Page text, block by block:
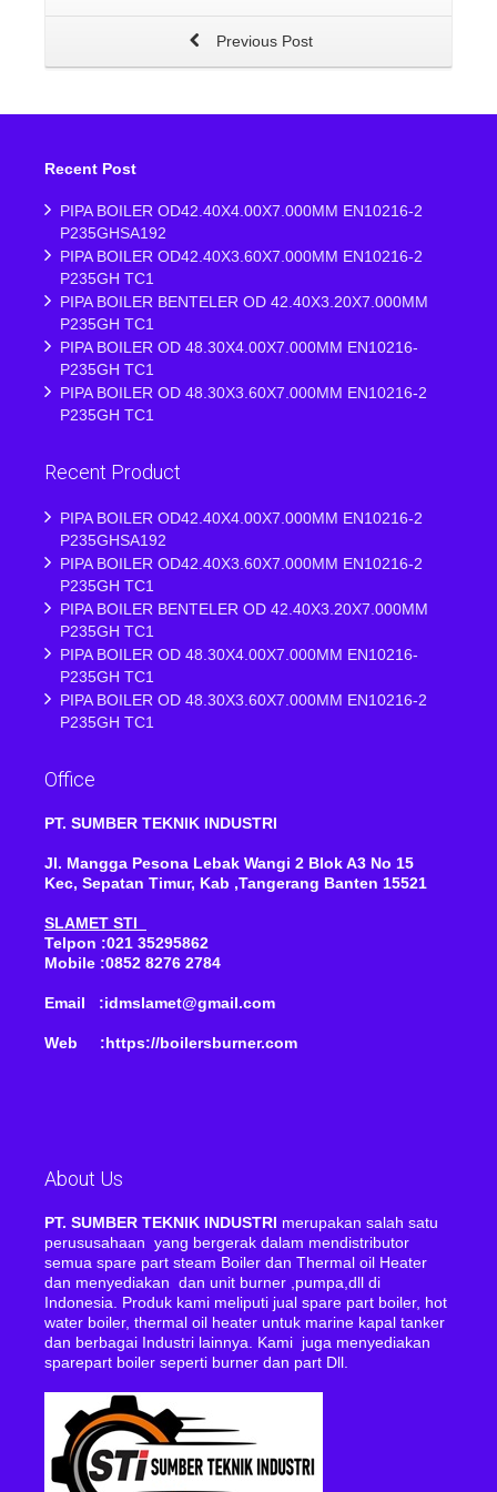
Previous Post
Recent Post
PIPA BOILER OD42.40X4.00X7.000MM EN10216-2
P235GHSA192
PIPA BOILER OD42.40X3.60X7.000MM EN10216-2
P235GH TC1
PIPA BOILER BENTELER OD 42.40X3.20X7.000MM
P235GH TC1
PIPA BOILER OD 48.30X4.00X7.000MM EN10216-
P235GH TC1
PIPA BOILER OD 48.30X3.60X7.000MM EN10216-2
P235GH TC1
Recent Product
PIPA BOILER OD42.40X4.00X7.000MM EN10216-2
P235GHSA192
PIPA BOILER OD42.40X3.60X7.000MM EN10216-2
P235GH TC1
PIPA BOILER BENTELER OD 42.40X3.20X7.000MM
P235GH TC1
PIPA BOILER OD 48.30X4.00X7.000MM EN10216-
P235GH TC1
PIPA BOILER OD 48.30X3.60X7.000MM EN10216-2
P235GH TC1
Office
PT. SUMBER TEKNIK INDUSTRI
Jl. Mangga Pesona Lebak Wangi 2 Blok A3 No 15
Kec, Sepatan Timur, Kab ,Tangerang Banten 15521
SLAMET STI
Telpon :021 35295862
Mobile :0852 8276 2784
Email :idmslamet@gmail.com
Web :https://boilersburner.com
About Us
PT. SUMBER TEKNIK INDUSTRI merupakan salah satu
perususahaan yang bergerak dalam mendistributor
semua spare part steam Boiler dan Thermal oil Heater
dan menyediakan dan unit burner ,pumpa,dll di
Indonesia. Produk kami meliputi jual spare part boiler, hot
water boiler, thermal oil heater untuk marine kapal tanker
dan berbagai Industri lainnya. Kami juga menyediakan
sparepart boiler seperti burner dan part Dll.